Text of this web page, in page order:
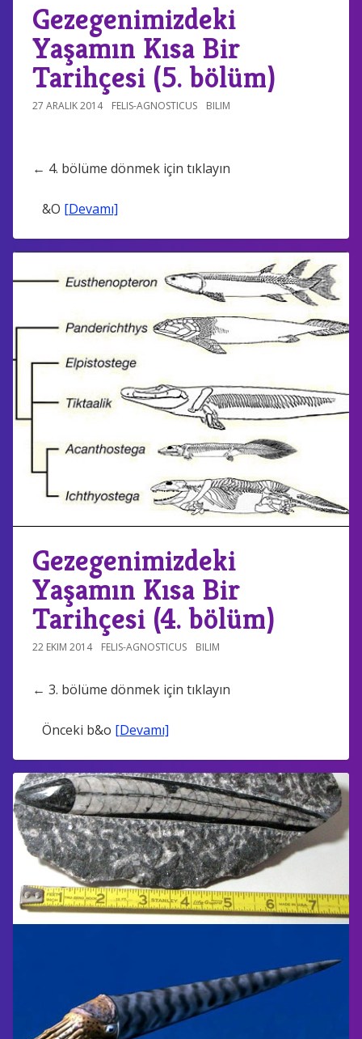
Gezegenimizdeki
Yaşamın Kısa Bir
Tarihçesi (5. bölüm)
27 ARALIK 2014 FELIS-AGNOSTICUS BILIM
← 4. bölüme dönmek için tıklayın
&O [Devamı]
Gezegenimizdeki
Yaşamın Kısa Bir
Tarihçesi (4. bölüm)
22 EKIM 2014 FELIS-AGNOSTICUS BILIM
← 3. bölüme dönmek için tıklayın
Önceki b&o [Devamı]